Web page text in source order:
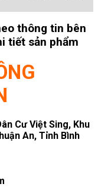
thông tin bên
tiết sản phẩm
Cư Việt Sing, Khu
An, Tỉnh Bình